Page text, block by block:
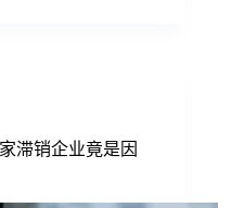
滞销企业竟是因